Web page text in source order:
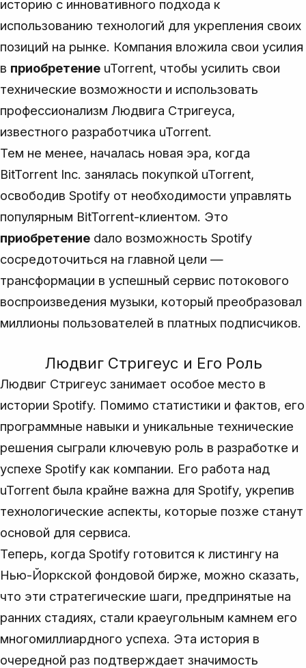
историю с инновативного подхода к
использованию технологий для укрепления своих
позиций на рынке. Компания вложила свои усилия
в приобретение uTorrent, чтобы усилить свои
технические возможности и использовать
профессионализм Людвига Стригеуса,
известного разработчика uTorrent.
Тем не менее, началась новая эра, когда
BitTorrent Inc. занялась покупкой uTorrent,
освободив Spotify от необходимости управлять
популярным BitTorrent-клиентом. Это
приобретение dало возможность Spotify
сосредоточиться на главной цели —
трансформации в успешный сервис потокового
воспроизведения музыки, который преобразовал
миллионы пользователей в платных подписчиков.
Людвиг Стригеус и Его Роль
Людвиг Стригеус занимает особое место в
истории Spotify. Помимо статистики и фактов, его
программные навыки и уникальные технические
решения сыграли ключевую роль в разработке и
успехе Spotify как компании. Его работа над
uTorrent была крайне важна для Spotify, укрепив
технологические аспекты, которые позже станут
основой для сервиса.
Теперь, когда Spotify готовится к листингу на
Нью-Йоркской фондовой бирже, можно сказать,
что эти стратегические шаги, предпринятые на
ранних стадиях, стали краеугольным камнем его
многомиллиардного успеха. Эта история в
очередной раз подтверждает значимость